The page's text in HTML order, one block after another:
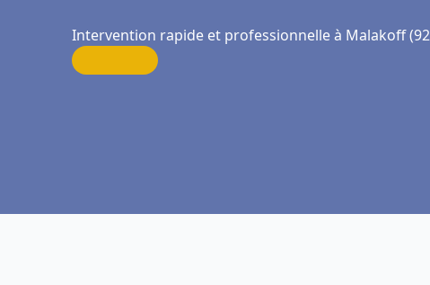
Intervention rapide et professionnelle à Malakoff